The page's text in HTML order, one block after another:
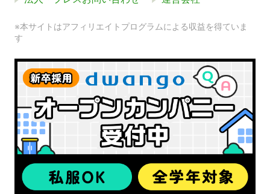
※本サイトはアフィリエイトプログラムによる収益を得ていま
す